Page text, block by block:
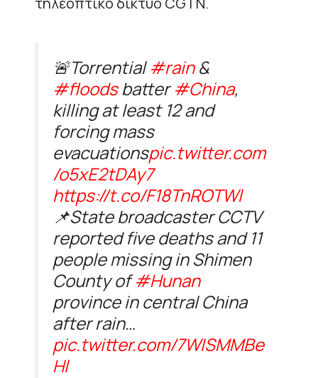
🚨Torrential#rain&
#floodsbatter#China,
killing at least 12 and
forcing mass
evacuationspic.twitter.com
/o5xE2tDAy7
https://t.co/F18TnROTWl
📌State broadcaster CCTV
reported five deaths and 11
people missing in Shimen
County of#Hunan
province in central China
after rain…
pic.twitter.com/7WISMMBe
Hl